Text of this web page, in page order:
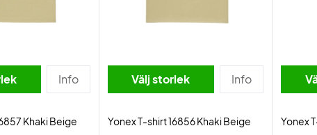
Info
Khaki Beige
Välj storlek Info
Yonex T-shirt 16856 Khaki Beige
Yonex